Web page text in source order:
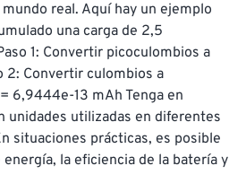
real. Aquí hay un ejemplo
una carga de 2,5
1: Convertir picoculombios a
2: Convertir culombios a
6,9444e-13 mAh Tenga en
unidades utilizadas en diferentes
situaciones prácticas, es posible
la eficiencia de la batería y